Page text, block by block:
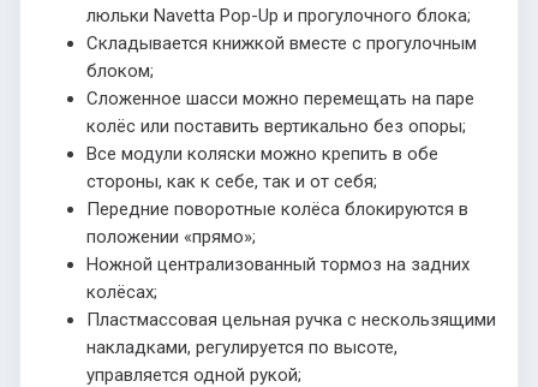
люльки Navetta Pop-Up и прогулочного блока;
Складывается книжкой вместе с прогулочным
блоком;
Сложенное шасси можно перемещать на паре
колёс или поставить вертикально без опоры;
Все модули коляски можно крепить в обе
стороны, как к себе, так и от себя;
Передние поворотные колёса блокируются в
положении «прямо»;
Ножной централизованный тормоз на задних
колёсах;
Пластмассовая цельная ручка с нескользящими
накладками, регулируется по высоте,
управляется одной рукой;